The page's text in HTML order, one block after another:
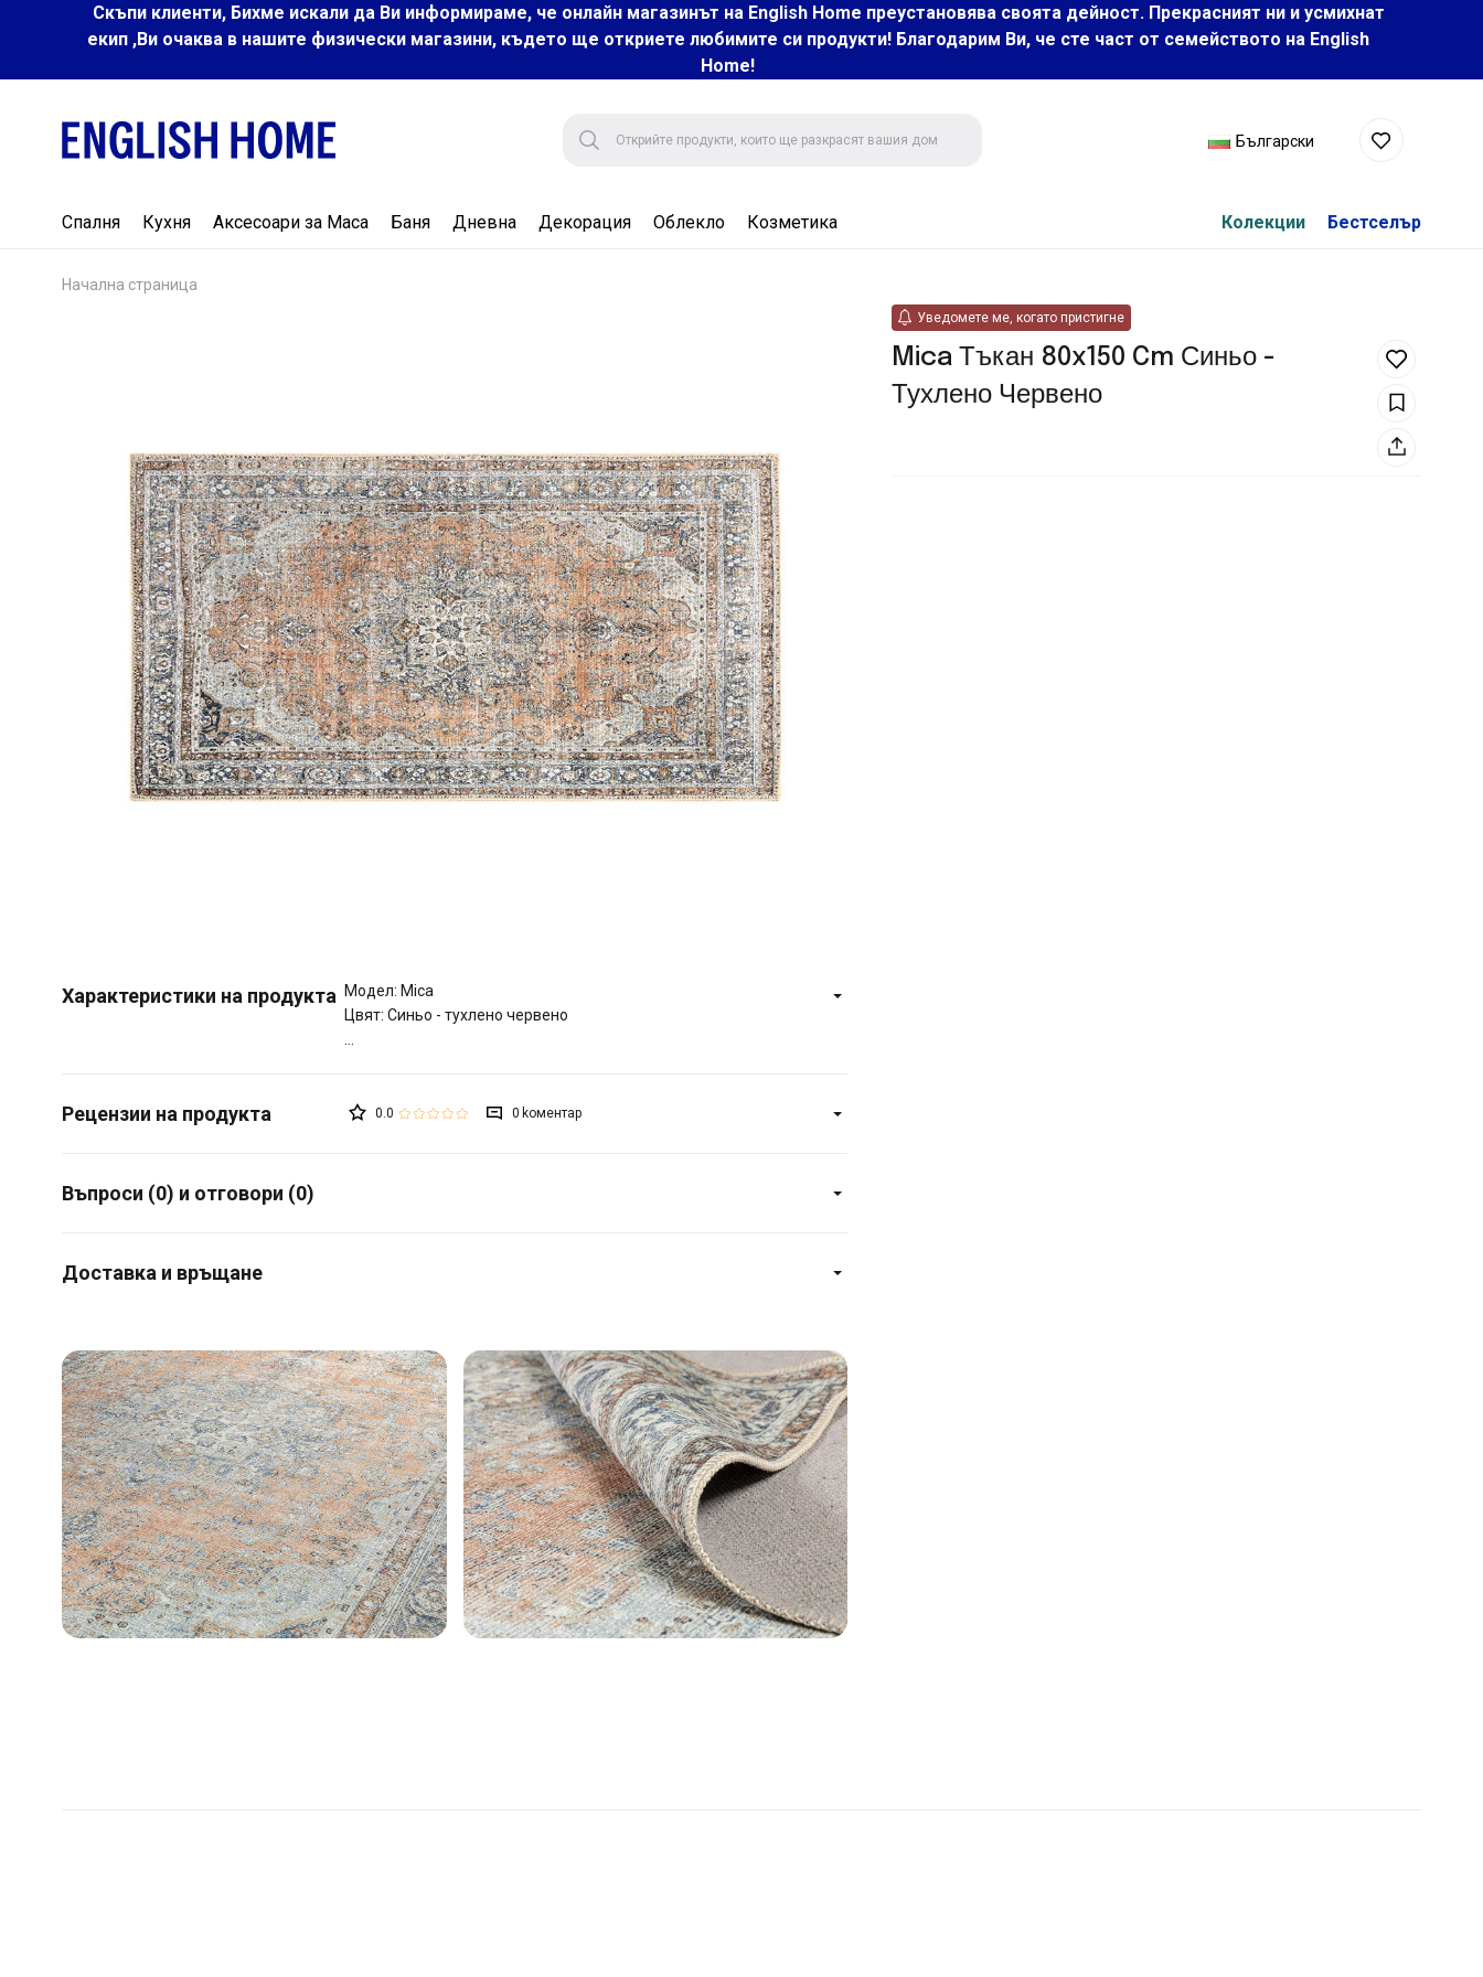
Скъпи клиенти, Бихме искали да Ви информираме, че онлайн магазинът на English Home преустановява своята дейност. Прекрасният ни и усмихнат
екип ,Ви очаква в нашите физически магазини, където ще откриете любимите си продукти! Благодарим Ви, че сте част от семейството на Еnglish
Home!
Български
Спалня Кухня Аксесоари за Маса Баня Дневна Декорация Облекло Козметика Колекции Бестселър
Начална страница
Характеристики на продукта
Модел: Mica
Цвят: Синьо - тухлено червено
0.0 0
Въпроси (0) и отговори (0)
Доставка и връщане
Уведомете ме, когато пристигне
Mica Тъкан 80x150 Cm Синьо -
Тухлено Червено